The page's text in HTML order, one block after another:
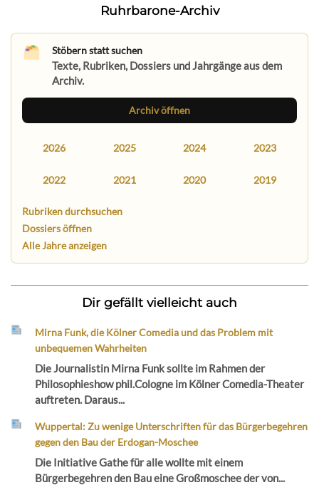
Ruhrbarone-Archiv
Stöbern statt suchen
Texte, Rubriken, Dossiers und Jahrgänge aus dem
Archiv.
Archiv öffnen
2026 2025 2024 2023
2022 2021 2020 2019
Rubriken durchsuchen
Dossiers öffnen
Alle Jahre anzeigen
Dir gefällt vielleicht auch
Mirna Funk, die Kölner Comedia und das Problem mit
unbequemen Wahrheiten
Die Journalistin Mirna Funk sollte im Rahmen der
Philosophieshow phil.Cologne im Kölner Comedia-Theater
auftreten. Daraus...
Wuppertal: Zu wenige Unterschriften für das Bürgerbegehren
gegen den Bau der Erdogan-Moschee
Die Initiative Gathe für alle wollte mit einem
Bürgerbegehren den Bau eine Großmoschee der von...